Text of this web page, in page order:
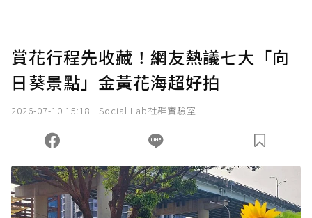
賞花行程先收藏！網友熱議七大「向
日葵景點」金黃花海超好拍
2026-07-10 15:18 Social Lab社群實驗室